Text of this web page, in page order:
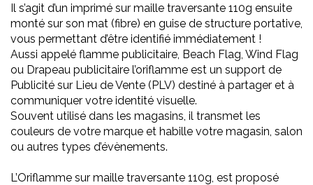
Il s’agit d’un imprimé sur maille traversante 110g ensuite
monté sur son mat (fibre) en guise de structure portative,
vous permettant d’être identifié immédiatement !
Aussi appelé flamme publicitaire, Beach Flag, Wind Flag
ou Drapeau publicitaire l’oriflamme est un support de
Publicité sur Lieu de Vente (PLV) destiné à partager et à
communiquer votre identité visuelle.
Souvent utilisé dans les magasins, il transmet les
couleurs de votre marque et habille votre magasin, salon
ou autres types d’évènements.
L’Oriflamme sur maille traversante 110g, est proposé